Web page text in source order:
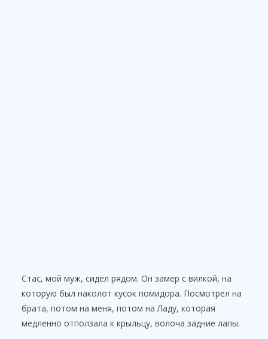
Стас, мой муж, сидел рядом. Он замер с вилкой, на
которую был наколот кусок помидора. Посмотрел на
брата, потом на меня, потом на Ладу, которая
медленно отползала к крыльцу, волоча задние лапы.